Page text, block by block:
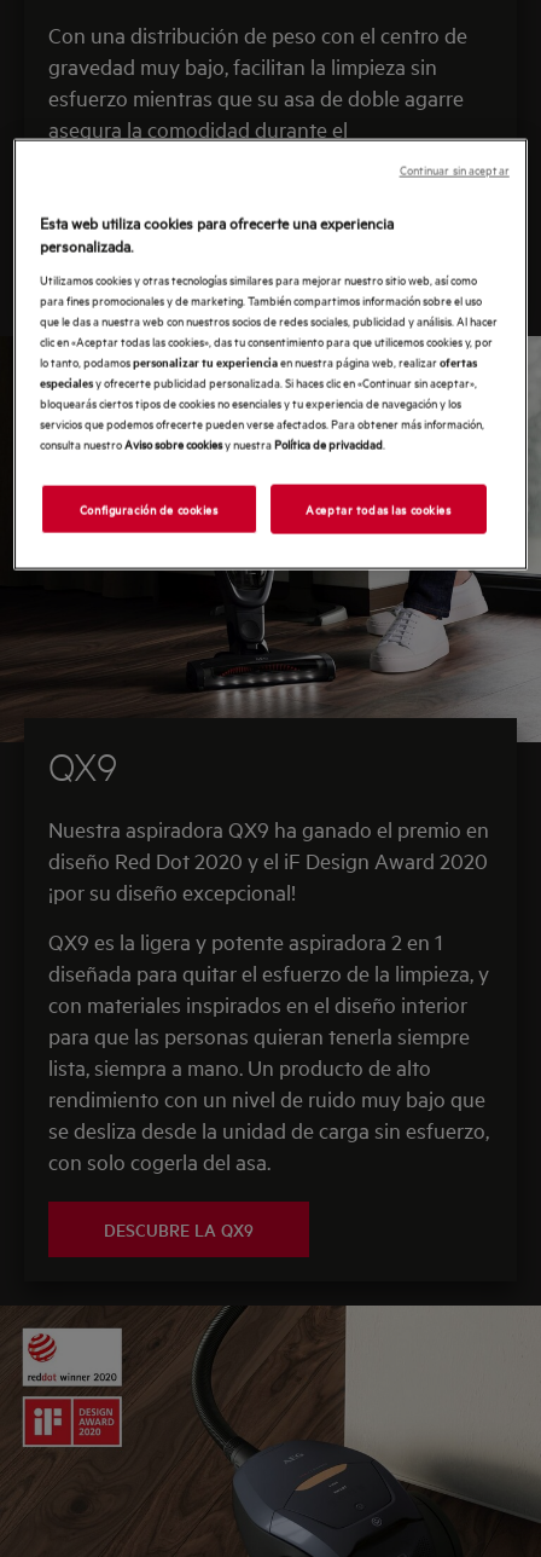
Con una distribución de peso con el centro de
gravedad muy bajo, facilitan la limpieza sin
esfuerzo mientras que su asa de doble agarre
asegura la comodidad durante el
funcionamiento si estamos aspirando en alto y
Aspiradoras sin cable AEG
QX9
Nuestra aspiradora QX9 ha ganado el premio en
diseño Red Dot 2020 y el iF Design Award 2020
¡por su diseño excepcional!
QX9 es la ligera y potente aspiradora 2 en 1
diseñada para quitar el esfuerzo de la limpieza, y
con materiales inspirados en el diseño interior
para que las personas quieran tenerla siempre
lista, siempra a mano. Un producto de alto
rendimiento con un nivel de ruido muy bajo que
se desliza desde la unidad de carga sin esfuerzo,
con solo cogerla del asa.
DESCUBRE LA QX9
Esta web utiliza cookies para ofrecerte una experiencia
personalizada.
Utilizamos cookies y otras tecnologías similares para mejorar nuestro sitio web, así como
para fines promocionales y de marketing. También compartimos información sobre el uso
que le das a nuestra web con nuestros socios de redes sociales, publicidad y análisis. Al hacer
clic en «Aceptar todas las cookies», das tu consentimiento para que utilicemos cookies y, por
lo tanto, podamospersonalizar tu experienciaen nuestra página web, realizarofertas
especialesy ofrecerte publicidad personalizada. Si haces clic en «Continuar sin aceptar»,
bloquearás ciertos tipos de cookies no esenciales y tu experiencia de navegación y los
servicios que podemos ofrecerte pueden verse afectados. Para obtener más información,
consulta nuestroAviso sobre cookiesy nuestraPolítica de privacidad.
Configuración de cookies Aceptar todas las cookies
Continuar sin aceptar